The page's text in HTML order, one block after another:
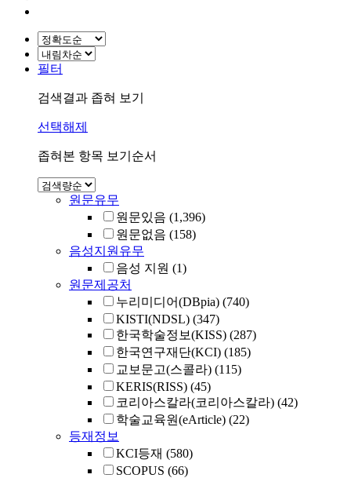
필터
검색결과 좁혀 보기
선택해제
좁혀본 항목 보기순서
원문유무
원문있음 (1,396)
원문없음 (158)
음성지원유무
음성 지원 (1)
원문제공처
누리미디어(DBpia) (740)
KISTI(NDSL) (347)
한국학술정보(KISS) (287)
한국연구재단(KCI) (185)
교보문고(스콜라) (115)
KERIS(RISS) (45)
코리아스칼라(코리아스칼라) (42)
학술교육원(eArticle) (22)
등재정보
KCI등재 (580)
SCOPUS (66)